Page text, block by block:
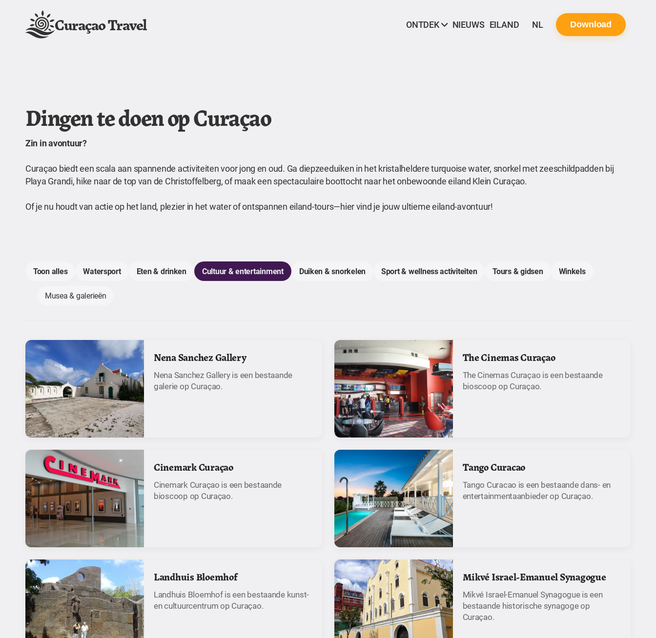
Curaçao Travel ONTDEK NIEUWS EILAND NL Download
Dingen te doen op Curaçao
Zin in avontuur?
Curaçao biedt een scala aan spannende activiteiten voor jong en oud. Ga diepzeeduiken in het kristalheldere turquoise water, snorkel met zeeschildpadden bij
Playa Grandi, hike naar de top van de Christoffelberg, of maak een spectaculaire boottocht naar het onbewoonde eiland Klein Curaçao.
Of je nu houdt van actie op het land, plezier in het water of ontspannen eiland-tours—hier vind je jouw ultieme eiland-avontuur!
Toon alles Watersport Eten & drinken Cultuur & entertainment Duiken & snorkelen Sport & wellness activiteiten Tours & gidsen Winkels
Musea & galerieën
Nena Sanchez Gallery
Nena Sanchez Gallery is een bestaande
galerie op Curaçao.
The Cinemas Curaçao
The Cinemas Curaçao is een bestaande
bioscoop op Curaçao.
Cinemark Curaçao
Cinemark Curaçao is een bestaande
bioscoop op Curaçao.
Tango Curacao
Tango Curacao is een bestaande dans- en
entertainmentaanbieder op Curaçao.
Landhuis Bloemhof
Landhuis Bloemhof is een bestaande kunst-
en cultuurcentrum op Curaçao.
Mikvé Israel-Emanuel Synagogue
Mikvé Israel-Emanuel Synagogue is een
bestaande historische synagoge op
Curaçao.